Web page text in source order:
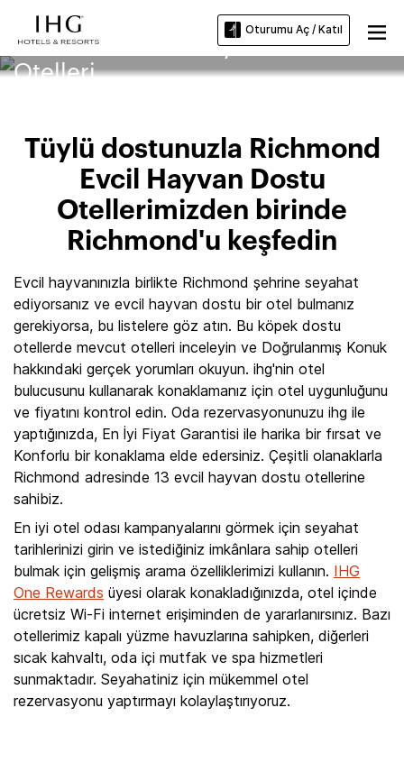
Oturumu Aç / Katıl
Richmond Evcil Hayvan Dostu
Otelleri
Tüylü dostunuzla Richmond
Evcil Hayvan Dostu
Otellerimizden birinde
Richmond'u keşfedin
Evcil hayvanınızla birlikte Richmond şehrine seyahat
ediyorsanız ve evcil hayvan dostu bir otel bulmanız
gerekiyorsa, bu listelere göz atın. Bu köpek dostu
otellerde mevcut otelleri inceleyin ve Doğrulanmış Konuk
hakkındaki gerçek yorumları okuyun. ihg'nin otel
bulucusunu kullanarak konaklamanız için otel uygunluğunu
ve fiyatını kontrol edin. Oda rezervasyonunuzu ihg ile
yaptığınızda, En İyi Fiyat Garantisi ile harika bir fırsat ve
Konforlu bir konaklama elde edersiniz. Çeşitli olanaklarla
Richmond adresinde 13 evcil hayvan dostu otellerine
sahibiz.
En iyi otel odası kampanyalarını görmek için seyahat
tarihlerinizi girin ve istediğiniz imkânlara sahip otelleri
bulmak için gelişmiş arama özelliklerimizi kullanın. IHG
One Rewards üyesi olarak konakladığınızda, otel içinde
ücretsiz Wi-Fi internet erişiminden de yararlanırsınız. Bazı
otellerimiz kapalı yüzme havuzlarına sahipken, diğerleri
sıcak kahvaltı, oda içi mutfak ve spa hizmetleri
sunmaktadır. Seyahatiniz için mükemmel otel
rezervasyonu yaptırmayı kolaylaştırıyoruz.